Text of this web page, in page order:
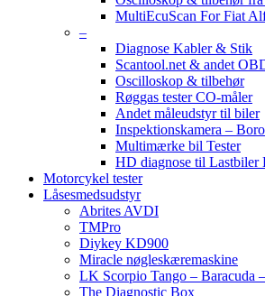
MultiEcuScan For Fiat
–
Diagnose Kabler & Stik
Scantool.net & andet
Oscilloskop & tilbehør
Røggas tester CO-måler
Andet måleudstyr til biler
Inspektionskamera –
Multimærke bil Tester
HD diagnose til Lastbiler
Motorcykel tester
Låsesmedsudstyr
Abrites AVDI
TMPro
Diykey KD900
Miracle nøgleskæremaskine
LK Scorpio Tango – Baracuda
The Diagnostic Box